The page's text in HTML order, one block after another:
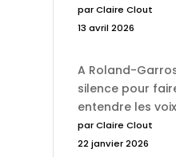
par Claire Clout
13 avril 2026
A Roland-
silence pour
entendre les voix
par Claire Clout
22 janvier 2026